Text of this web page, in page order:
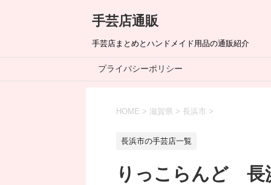
手芸店通販
手芸店まとめとハンドメイド用品の通販紹介
プライバシーポリシー
HOME > 滋賀県 > 長浜市 >
長浜市の手芸店一覧
りっこらんど 長